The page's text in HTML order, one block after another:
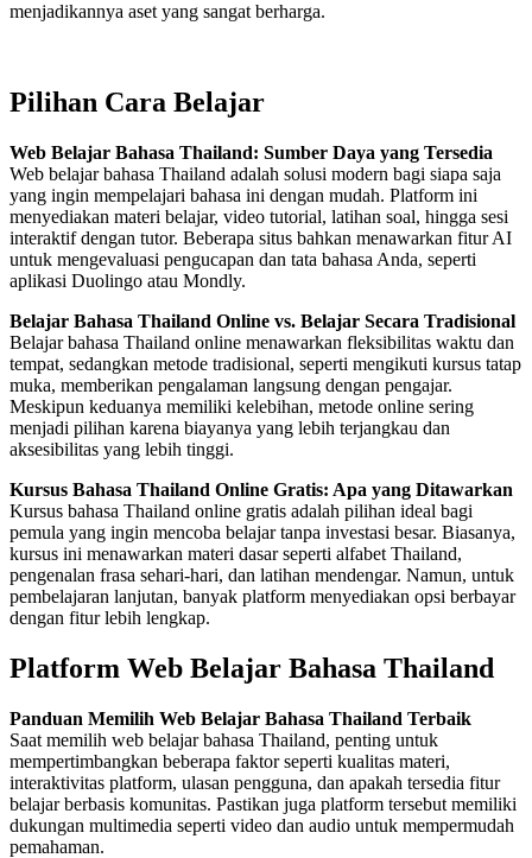
menjadikannya aset yang sangat berharga.
Pilihan Cara Belajar
Web Belajar Bahasa Thailand: Sumber Daya yang Tersedia
Web belajar bahasa Thailand adalah solusi modern bagi siapa saja
yang ingin mempelajari bahasa ini dengan mudah. Platform ini
menyediakan materi belajar, video tutorial, latihan soal, hingga sesi
interaktif dengan tutor. Beberapa situs bahkan menawarkan fitur AI
untuk mengevaluasi pengucapan dan tata bahasa Anda, seperti
aplikasi Duolingo atau Mondly.
Belajar Bahasa Thailand Online vs. Belajar Secara Tradisional
Belajar bahasa Thailand online menawarkan fleksibilitas waktu dan
tempat, sedangkan metode tradisional, seperti mengikuti kursus tatap
muka, memberikan pengalaman langsung dengan pengajar.
Meskipun keduanya memiliki kelebihan, metode online sering
menjadi pilihan karena biayanya yang lebih terjangkau dan
aksesibilitas yang lebih tinggi.
Kursus Bahasa Thailand Online Gratis: Apa yang Ditawarkan
Kursus bahasa Thailand online gratis adalah pilihan ideal bagi
pemula yang ingin mencoba belajar tanpa investasi besar. Biasanya,
kursus ini menawarkan materi dasar seperti alfabet Thailand,
pengenalan frasa sehari-hari, dan latihan mendengar. Namun, untuk
pembelajaran lanjutan, banyak platform menyediakan opsi berbayar
dengan fitur lebih lengkap.
Platform Web Belajar Bahasa Thailand
Panduan Memilih Web Belajar Bahasa Thailand Terbaik
Saat memilih web belajar bahasa Thailand, penting untuk
mempertimbangkan beberapa faktor seperti kualitas materi,
interaktivitas platform, ulasan pengguna, dan apakah tersedia fitur
belajar berbasis komunitas. Pastikan juga platform tersebut memiliki
dukungan multimedia seperti video dan audio untuk mempermudah
pemahaman.